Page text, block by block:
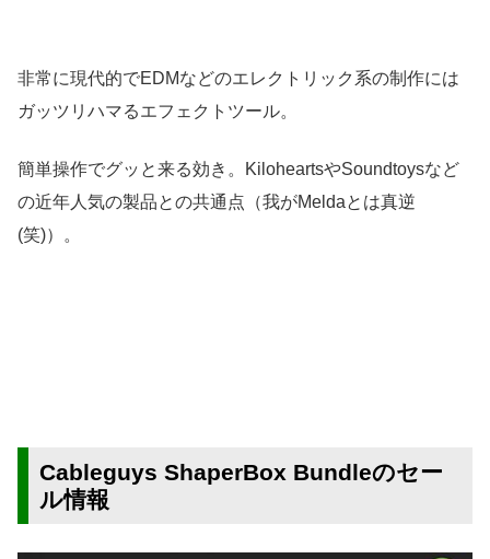
非常に現代的でEDMなどのエレクトリック系の制作には
ガッツリハマるエフェクトツール。
簡単操作でグッと来る効き。KiloheartsやSoundtoysなど
の近年人気の製品との共通点（我がMeldaとは真逆
(笑)）。
Cableguys ShaperBox Bundleのセー
ル情報